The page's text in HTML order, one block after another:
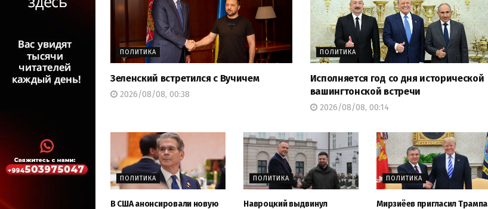
ПОЛИТИКА
Зеленский встретился с Вучичем
2026/08/08, 00:38
ПОЛИТИКА
Исполняется год со дня исторической
вашингтонской встречи
2026/08/08, 00:14
ПОЛИТИКА
В США анонсировали новую
ПОЛИТИКА
Навроцкий выдвинул
ПОЛИТИКА
Мирзиёев пригласил Трампа